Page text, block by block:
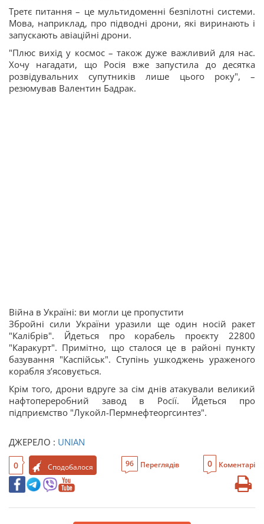
Третє питання – це мультидоменні безпілотні системи.
Мова, наприклад, про підводні дрони, які виринають і
запускають авіаційні дрони.
"Плюс вихід у космос – також дуже важливий для нас.
Хочу нагадати, що Росія вже запустила до десятка
розвідувальних супутників лише цього року", –
резюмував Валентин Бадрак.
Війна в Україні: ви могли це пропустити
Збройні сили України уразили ще один носій ракет
"Калібрів". Йдеться про корабель проєкту 22800
"Каракурт". Примітно, що сталося це в районі пункту
базування "Каспійськ". Ступінь ушкоджень ураженого
корабля зʼясовується.
Крім того, дрони вдруге за сім днів атакували великий
нафтопереробний завод в Росії. Йдеться про
підприємство "Лукойл-Пермнефтеоргсинтез".
ДЖЕРЕЛО : UNIAN
0 Сподобалося 96 Переглядів 0 Коментарі